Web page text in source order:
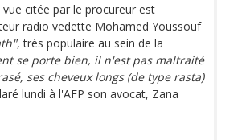
citée par le procureur est
radio vedette Mohamed Youssouf
, très populaire au sein de la
se porte bien, il n'est pas maltraité
ses cheveux longs (de type rasta)
lundi à l'AFP son avocat, Zana